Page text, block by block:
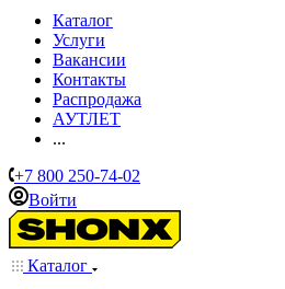
Каталог
Услуги
Вакансии
Контакты
Распродажа
АУТЛЕТ
...
+7 800 250-74-02
Войти
Каталог